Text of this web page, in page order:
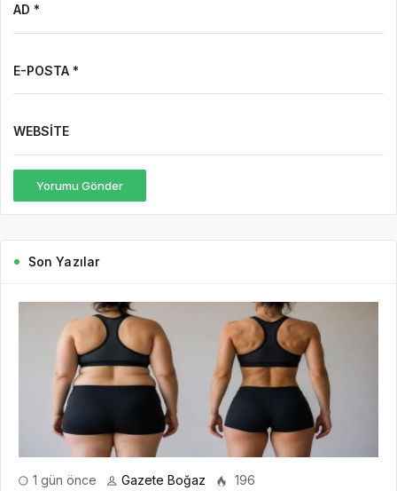
AD *
E-POSTA *
WEBSITE
Yorumu Gönder
Son Yazılar
1 gün önce Gazete Boğaz 196